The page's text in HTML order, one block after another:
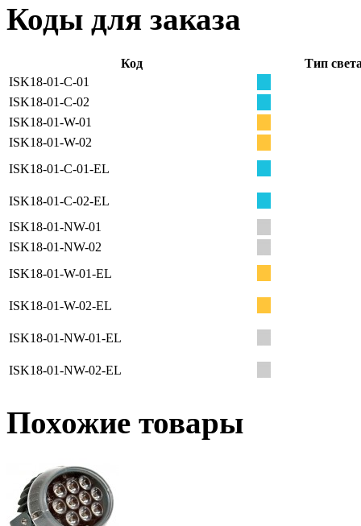
Коды для заказа
Код
Тип
ISK18-01-C-01
ISK18-01-C-02
ISK18-01-W-01
ISK18-01-W-02
ISK18-01-C-01-EL
ISK18-01-C-02-EL
ISK18-01-NW-01
ISK18-01-NW-02
ISK18-01-W-01-EL
ISK18-01-W-02-EL
ISK18-01-NW-01-EL
ISK18-01-NW-02-EL
Похожие товары